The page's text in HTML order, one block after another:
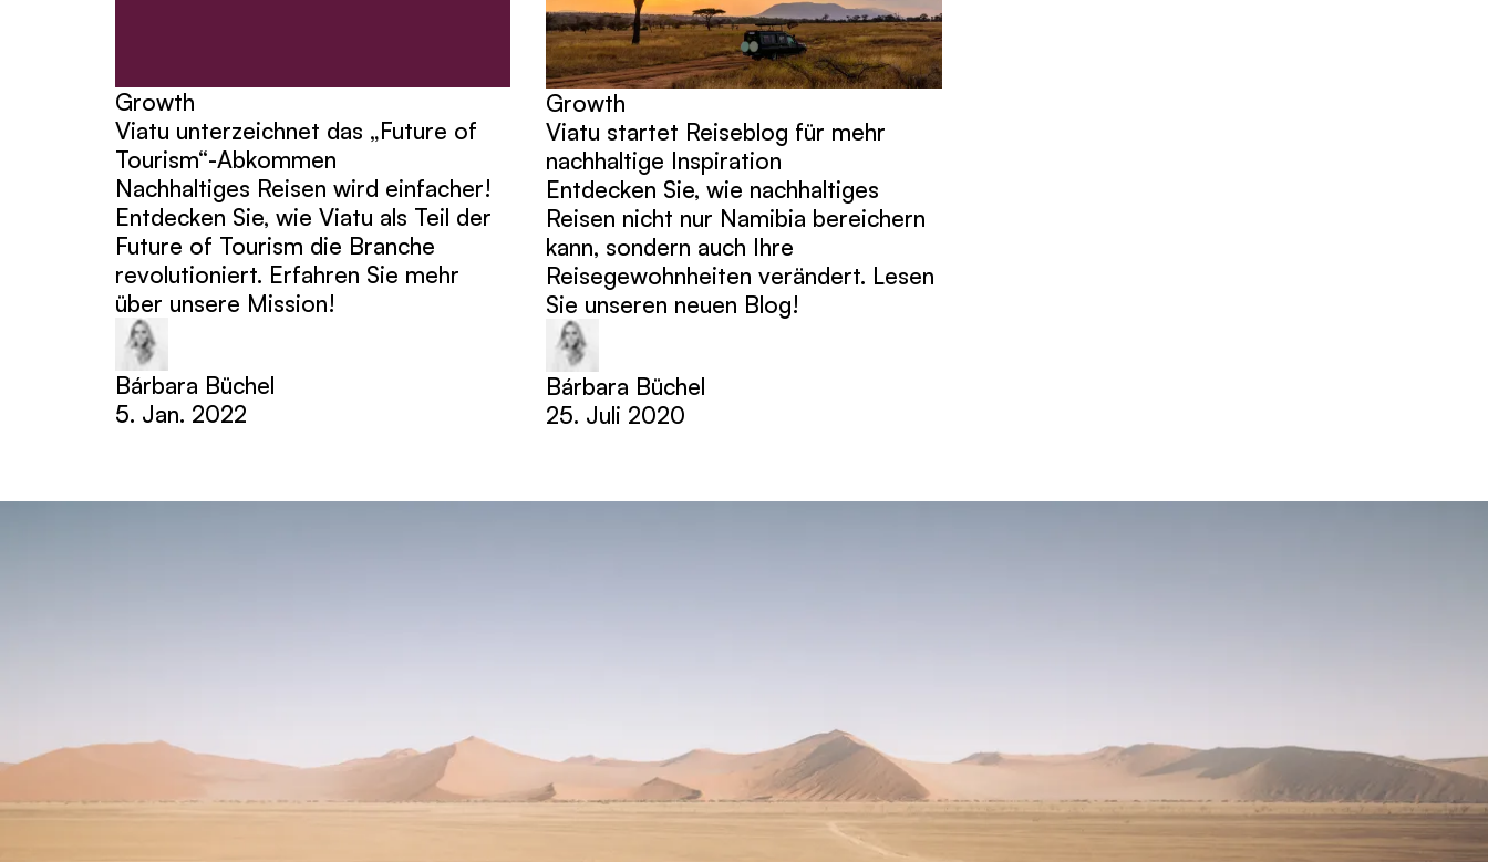
Growth
Viatu unterzeichnet das „Future of
Tourism“-Abkommen
Nachhaltiges Reisen wird einfacher!
Entdecken Sie, wie Viatu als Teil der
Future of Tourism die Branche
revolutioniert. Erfahren Sie mehr
über unsere Mission!
Bárbara Büchel
5. Jan. 2022
Growth
Viatu startet Reiseblog für mehr
nachhaltige Inspiration
Entdecken Sie, wie nachhaltiges
Reisen nicht nur Namibia bereichern
kann, sondern auch Ihre
Reisegewohnheiten verändert. Lesen
Sie unseren neuen Blog!
Bárbara Büchel
25. Juli 2020